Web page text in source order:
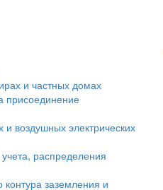
и частных домах
присоединение
воздушных электрических
распределения
заземления и